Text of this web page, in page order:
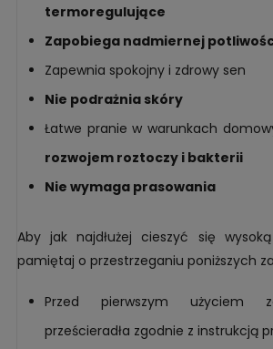
termoregulujące
Zapobiega nadmiernej
Zapewnia spokojny i zdrowy sen
Nie podrażnia skóry
Łatwe pranie w warunkach
rozwojem roztoczy i bakterii
Nie wymaga prasowania
Aby jak najdłużej cieszyć się
pamiętaj o przestrzeganiu poniższych
Przed pierwszym użyciem
prześcieradła zgodnie z instrukcją